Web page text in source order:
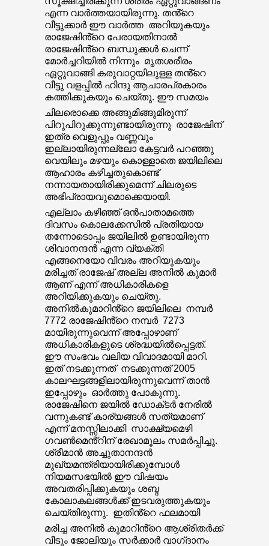
എന്ന വാർത്തയായിരുന്നു. തൻ്റെ
വീട്ടുക്കാർ ഈ വാർത്ത അറിയുകയും
രാജേഷിൻ്റെ പേരായതിനാൽ
രാജേഷിൻ്റെ ബന്ധുക്കൾ ചെന്ന്
മോർച്ചറിയിൽ നിന്നും മൃതശരീരം
ഏറ്റുവാങ്ങി കരുവാറ്റയിലുള്ള തൻ്റെ
വീട്ടു വളപ്പിൽ ഹിന്ദു ആചാരപ്രകാരം
കത്തിക്കുകയും ചെയ്തു. ഈ സമയം
ചിലരൊക്കെ അങ്ങുമിങ്ങുമിരുന്ന്
പിറുപിറുക്കുന്നുണ്ടായിരുന്നു രാജേഷിന്
ഇത്ര വെളുപ്പും വണ്ണവും
ഇല്ലായിരുന്നല്ലോ കേട്ടവർ പറഞ്ഞു
വെയിലും മഴയും കൊള്ളാതെ ജയിലിലെ
ആഹാരം കഴിച്ചതുകൊണ്ട്
നന്നായതായിരിക്കുമെന്ന് ചിലരുടെ
അഭിപ്രായവുമൊക്കെയായി.
എല്ലാം കഴിഞ്ഞ് ഒൻപാതാമത്തെ
ദിവസം കൊലക്കേസിൽ പ്രതിയായ
തന്നോടൊപ്പം ജയിലിൽ ഉണ്ടായിരുന്ന
ശിവാനന്ദൻ എന്ന വ്യക്തി
എങ്ങനെയോ വിവരം അറിയുകയും
മരിച്ചത് രാജേഷ് അല്ല അനിൽ കുമാർ
ആണ് എന്ന് അധികാരികളെ
അറിയിക്കുകയും ചെയ്തു.
അനിൽകുമാറിൻ്റെ ജയിലിലെ നമ്പർ
7772 രാജേഷിൻ്റെ നമ്പർ 7273
മായിരുന്നുവെന്ന് അപ്പോഴാണ്
അധികാരികളുടെ ശ്രദ്ധയിൽപ്പെട്ടത്.
ഈ സംഭവം വലിയ വിവാദമായി മാറി.
ഇത് നടക്കുന്നത് നടക്കുന്നത് 2005
കാലഘട്ടങ്ങളിലായിരുന്നുവെന്ന് താൻ
ഇപ്പോഴും ഓർത്തു പോകുന്നു.
രാജേഷിനെ ജയിൽ ഡോക്‌ടർ നേരിൽ
വന്നുകണ്ട് കാര്യങ്ങൾ സത്യമാണ്
എന്ന് മനസ്സിലാക്കി സാക്ഷ്യമെഴി
ഗവൺമെൻ്റിന് രേഖാമൂലം സമർപ്പിച്ചു.
ശ്രീമാൻ അച്ചുതാനന്ദൻ
മുഖ്യമന്ത്രിയായിരിക്കുമ്പോൾ
നിയമസഭയിൽ ഈ വിഷയം
അവതരിപ്പിക്കുകയും ശബ്ദ
കോലാകലങ്ങൾക്ക് ഇടവരുത്തുകയും
ചെയ്തിരുന്നു. ഇതിൻ്റെ ഫലമായി
മരിച്ച അനിൽ കുമാറിൻ്റെ ആശ്രിതർക്ക്
വീടും ജോലിയും സർക്കാർ വാഗ്‌ദാനം